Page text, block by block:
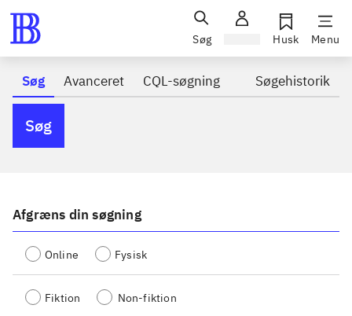
Søg Husk Menu
Søg Avanceret CQL-søgning Søgehistorik
Søg
Afgræns din søgning
Online Fysisk
Fiktion Non-fiktion